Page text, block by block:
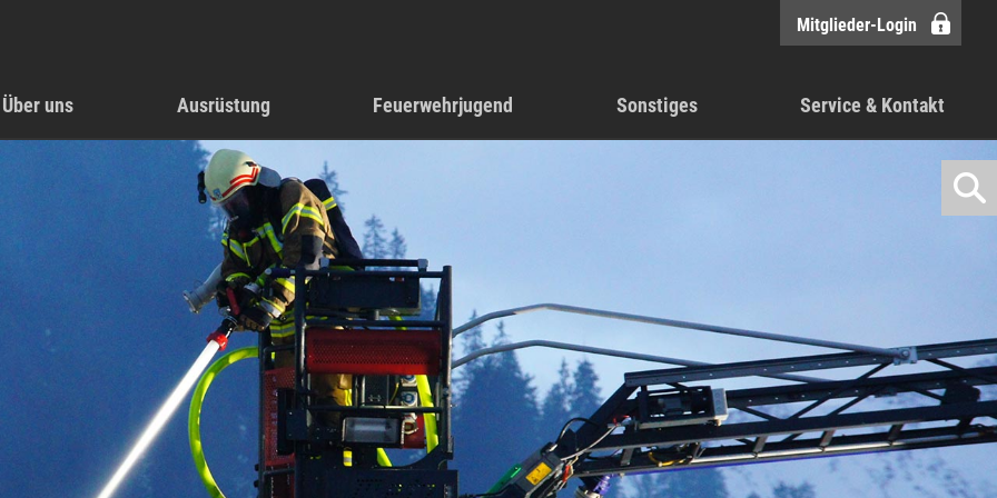
Über uns Ausrüstung Feuerwehrjugend Sonstiges Service & Kontakt
Mitglieder-Login